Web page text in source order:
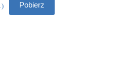
Pobierz